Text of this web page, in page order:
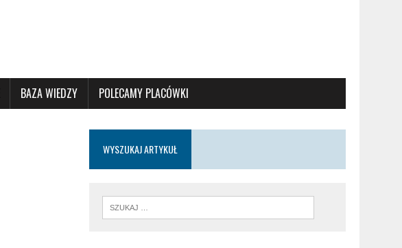
BAZA WIEDZY POLECAMY PLACÓWKI
WYSZUKAJ ARTYKUŁ